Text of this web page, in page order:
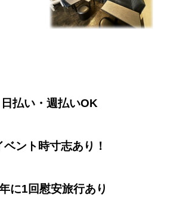
日払い・週払いOK
ベント時寸志あり！
に1回慰安旅行あり